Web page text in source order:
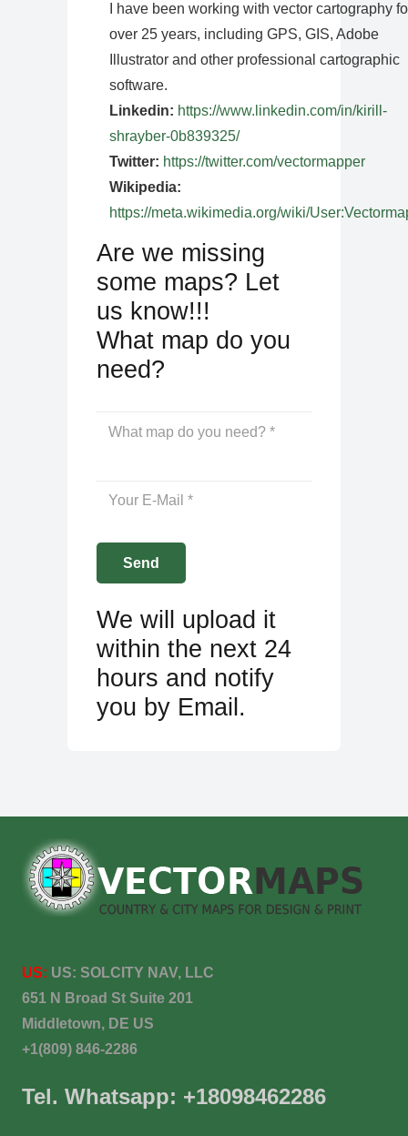
I have been working with vector cartography
over 25 years, including GPS, GIS, Adobe
Illustrator and other professional cartographic
software.
Linkedin: https://www.linkedin.com/in/kirill-
shrayber-0b839325/
Twitter: https://twitter.com/vectormapper
Wikipedia:
https://meta.wikimedia.org/wiki/
Are we missing
some maps? Let
us know!!!
What map do you
need?
We will upload it
within the next 24
hours and notify
you by Email.
US: US: SOLCITY NAV, LLC
651 N Broad St Suite 201
Middletown, DE US
+1(809) 846-2286
Tel. Whatsapp: +18098462286